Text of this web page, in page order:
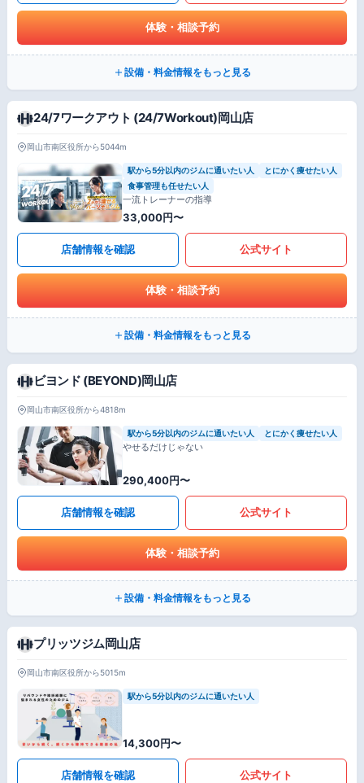
体験・相談予約
設備・料金情報をもっと見る
24/7ワークアウト (24/7Workout)岡山店
岡山市南区役所から5044m
駅から5分以内のジムに通いたい人
とにかく痩せたい人
食事管理も任せたい人
一流トレーナーの指導
33,000円〜
店舗情報を確認 公式サイト
体験・相談予約
設備・料金情報をもっと見る
ビヨンド (BEYOND)岡山店
岡山市南区役所から4818m
駅から5分以内のジムに通いたい人 とにかく痩せたい人
やせるだけじゃない
290,400円〜
店舗情報を確認 公式サイト
体験・相談予約
設備・料金情報をもっと見る
プリッツジム岡山店
岡山市南区役所から5015m
駅から5分以内のジムに通いたい人
14,300円〜
店舗情報を確認 公式サイト